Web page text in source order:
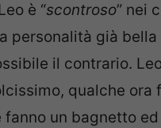
è “scontroso” nei
personalità già
il contrario.
qualche ora
un bagnetto